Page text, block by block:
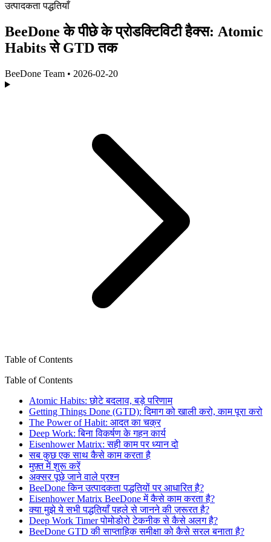
उत्पादकता पद्धतियाँ
BeeDone के पीछे के प्रोडक्टिविटी हैक्स: Atomic
Habits से GTD तक
BeeDone Team • 2026-02-20
Table of Contents
Table of Contents
Atomic Habits: छोटे बदलाव, बड़े परिणाम
Getting Things Done (GTD): दिमाग को खाली करो, काम पूरा करो
The Power of Habit: आदत का चक्र
Deep Work: बिना विकर्षण के गहन कार्य
Eisenhower Matrix: सही काम पर ध्यान दो
सब कुछ एक साथ कैसे काम करता है
मुफ़्त में शुरू करें
अक्सर पूछे जाने वाले प्रश्न
BeeDone किन उत्पादकता पद्धतियों पर आधारित है?
Eisenhower Matrix BeeDone में कैसे काम करता है?
क्या मुझे ये सभी पद्धतियाँ पहले से जानने की ज़रूरत है?
Deep Work Timer पोमोडोरो टेकनीक से कैसे अलग है?
BeeDone GTD की साप्ताहिक समीक्षा को कैसे सरल बनाता है?